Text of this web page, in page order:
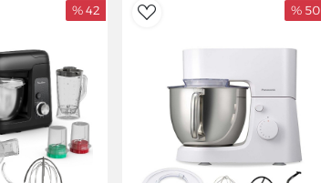
AddToWishlist
50 %
42 %